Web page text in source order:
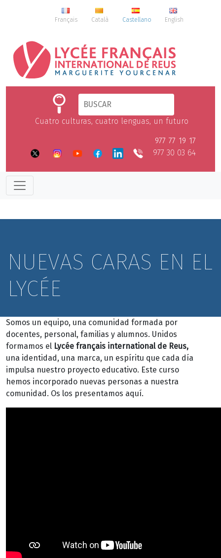
Français Català Castellano English
Cuatro culturas, cuatro lenguas, un futuro
977 77 19 17
977 30 03 64
NUEVAS CARAS EN EL
LYCÉE
Somos un equipo, una comunidad formada por
docentes, personal, familias y alumnos. Unidos
formamos el Lycée français international de Reus,
una identidad, una marca, un espíritu que cada día
impulsa nuestro proyecto educativo. Este curso
hemos incorporado nuevas personas a nuestra
comunidad. Os los presentamos aquí.